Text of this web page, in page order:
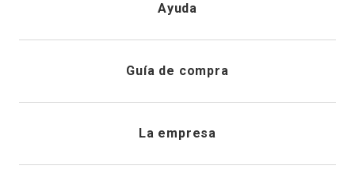
Historial de pedidos
Ayuda
Guía de compra
La empresa